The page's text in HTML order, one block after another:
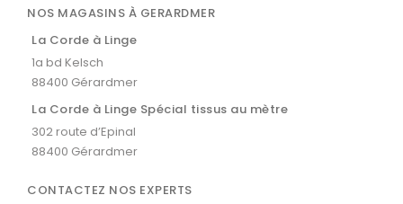
NOS MAGASINS À GERARDMER
La Corde à Linge
1a bd Kelsch
88400 Gérardmer
La Corde à Linge Spécial tissus au mètre
302 route d’Epinal
88400 Gérardmer
CONTACTEZ NOS EXPERTS